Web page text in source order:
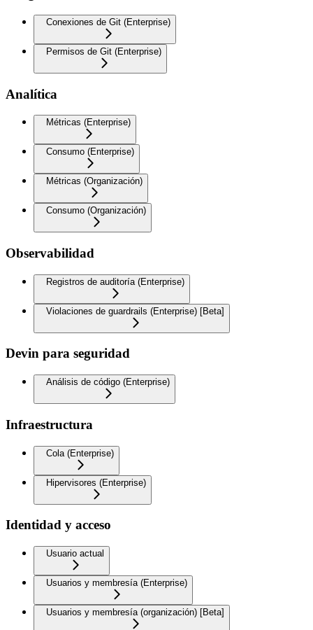
Conexiones de Git (Enterprise)
Permisos de Git (Enterprise)
Analítica
Métricas (Enterprise)
Consumo (Enterprise)
Métricas (Organización)
Consumo (Organización)
Observabilidad
Registros de auditoría (Enterprise)
Violaciones de guardrails (Enterprise) [Beta]
Devin para seguridad
Análisis de código (Enterprise)
Infraestructura
Cola (Enterprise)
Hipervisores (Enterprise)
Identidad y acceso
Usuario actual
Usuarios y membresía (Enterprise)
Usuarios y membresía (organización) [Beta]